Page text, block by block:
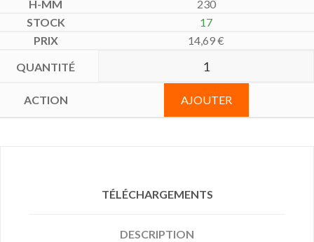
230
17
14,69€
AJOUTER
TÉLÉCHARGEMENTS
DESCRIPTION